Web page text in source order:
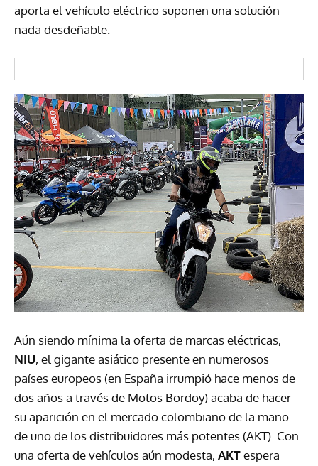
aporta el vehículo eléctrico suponen una solución
nada desdeñable.
Aún siendo mínima la oferta de marcas eléctricas,
NIU, el gigante asiático presente en numerosos
países europeos (en España irrumpió hace menos de
dos años a través de Motos Bordoy) acaba de hacer
su aparición en el mercado colombiano de la mano
de uno de los distribuidores más potentes (AKT). Con
una oferta de vehículos aún modesta, AKTespera